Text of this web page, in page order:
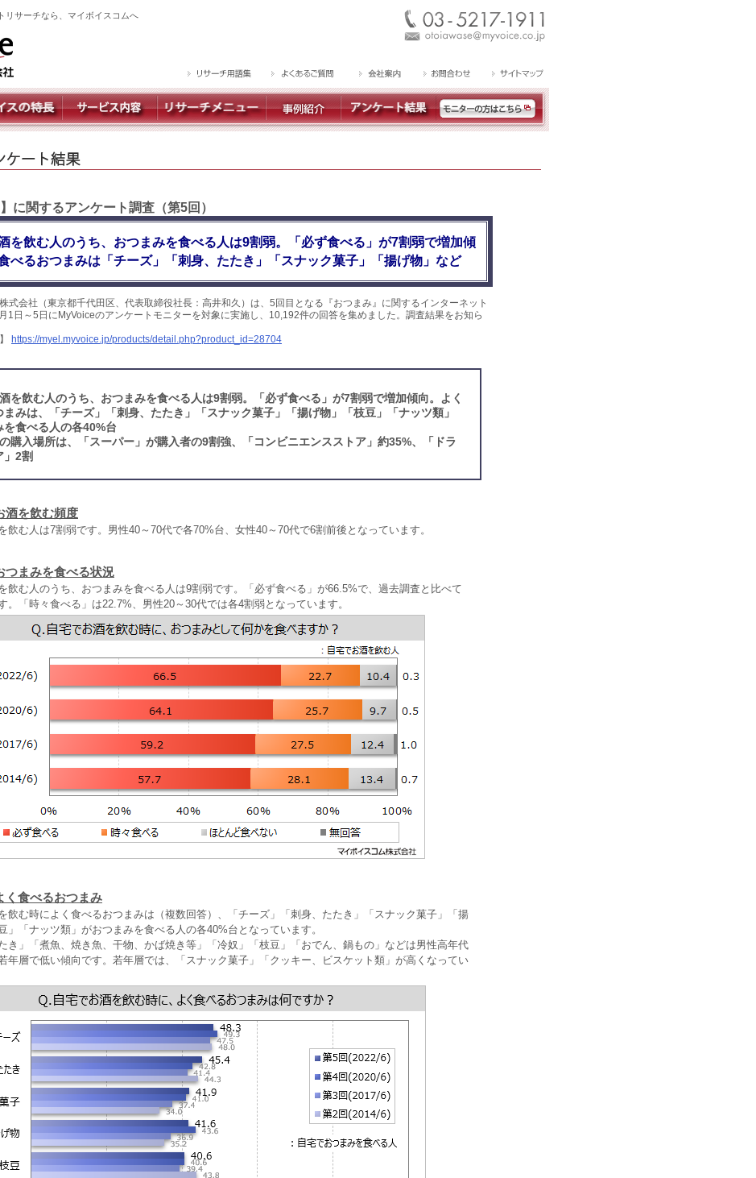
リサーチなら、マイボイスコムへ
】に関するアンケート調査（第5回）
を飲む人のうち、おつまみを食べる人は9割弱。「必ず食べる」が7割弱で増加傾
べるおつまみは「チーズ」「刺身、たたき」「スナック菓子」「揚げ物」など
式会社（東京都千代田区、代表取締役社長：高井和久）は、5回目となる『おつまみ』に関するインターネット
1日～5日にMyVoiceのアンケートモニターを対象に実施し、10,192件の回答を集めました。調査結果をお知ら
https://myel.myvoice.jp/products/detail.php?product_id=28704
を飲む人のうち、おつまみを食べる人は9割弱。「必ず食べる」が7割弱で増加傾向。よく
まみは、「チーズ」「刺身、たたき」「スナック菓子」「揚げ物」「枝豆」「ナッツ類」
を食べる人の各40%台
購入場所は、「スーパー」が購入者の9割強、「コンビニエンスストア」約35%、「ドラ
」2割
酒を飲む頻度
飲む人は7割弱です。男性40～70代で各70%台、女性40～70代で6割前後となっています。
つまみを食べる状況
飲む人のうち、おつまみを食べる人は9割弱です。「必ず食べる」が66.5%で、過去調査と比べて
。「時々食べる」は22.7%、男性20～30代では各4割弱となっています。
く食べるおつまみ
飲む時によく食べるおつまみは（複数回答）、「チーズ」「刺身、たたき」「スナック菓子」「揚
」「ナッツ類」がおつまみを食べる人の各40%台となっています。
き」「煮魚、焼き魚、干物、かば焼き等」「冷奴」「枝豆」「おでん、鍋もの」などは男性高年代
年層で低い傾向です。若年層では、「スナック菓子」「クッキー、ビスケット類」が高くなってい